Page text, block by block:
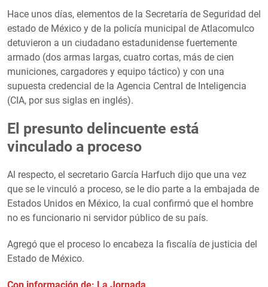
Hace unos días, elementos de la Secretaría de Seguridad del
estado de México y de la policía municipal de Atlacomulco
detuvieron a un ciudadano estadunidense fuertemente
armado (dos armas largas, cuatro cortas, más de cien
municiones, cargadores y equipo táctico) y con una
supuesta credencial de la Agencia Central de Inteligencia
(CIA, por sus siglas en inglés).
El presunto delincuente está
vinculado a proceso
Al respecto, el secretario García Harfuch dijo que una vez
que se le vinculó a proceso, se le dio parte a la embajada de
Estados Unidos en México, la cual confirmó que el hombre
no es funcionario ni servidor público de su país.
Agregó que el proceso lo encabeza la fiscalía de justicia del
Estado de México.
Con información de: La Jornada